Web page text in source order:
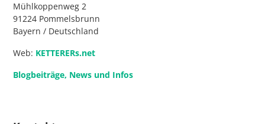
Mühlkoppenweg 2
91224 Pommelsbrunn
Bayern / Deutschland
Web: KETTERERs.net
Blogbeiträge, News und Infos